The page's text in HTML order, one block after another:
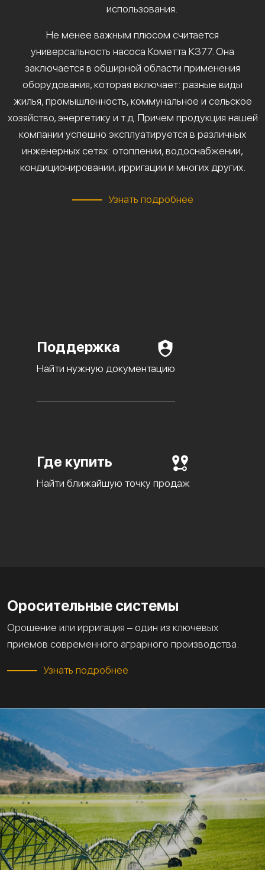
использования.
Не менее важным плюсом считается
универсальность насоса Кометта К377. Она
заключается в обширной области применения
оборудования, которая включает: разные виды
жилья, промышленность, коммунальное и сельское
хозяйство, энергетику и т.д. Причем продукция нашей
компании успешно эксплуатируется в различных
инженерных сетях: отоплении, водоснабжении,
кондиционировании, ирригации и многих других.
Узнать подробнее
Поддержка
Найти нужную документацию
Где купить
Найти ближайшую точку продаж
Оросительные системы
Орошение или ирригация – один из ключевых
приемов современного аграрного производства.
Узнать подробнее